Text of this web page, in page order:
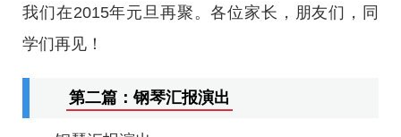
我们在2015年元旦再聚。各位家长，朋友们，同
学们再见！
第二篇：钢琴汇报演出